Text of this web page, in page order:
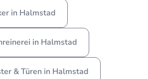
in Halmstad
in Halmstad
& Türen in Halmstad